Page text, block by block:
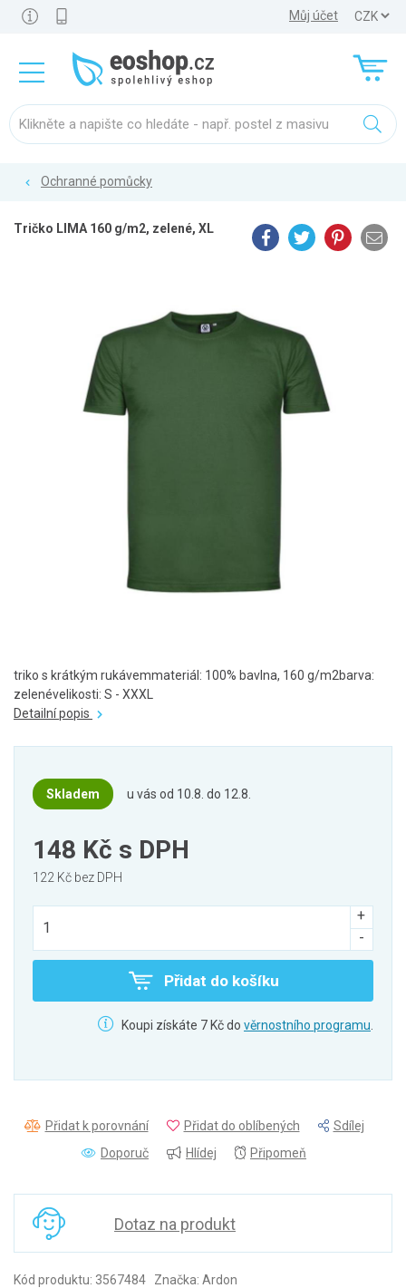
Můj účet
Ochranné pomůcky
Tričko LIMA 160 g/m2, zelené, XL
triko s krátkým rukávemmateriál: 100% bavlna, 160 g/m2barva:
zelenévelikosti: S - XXXL
Detailní popis
Skladem u vás od 10.8. do 12.8.
148 Kč s DPH
122 Kč bez DPH
Přidat do košíku
Koupi získáte 7 Kč do věrnostního programu
Přidat k porovnání Přidat do oblíbených
Sdílej
Doporuč
Hlídej Připomeň
Dotaz na produkt
Kód produktu: 3567484 Značka: Ardon